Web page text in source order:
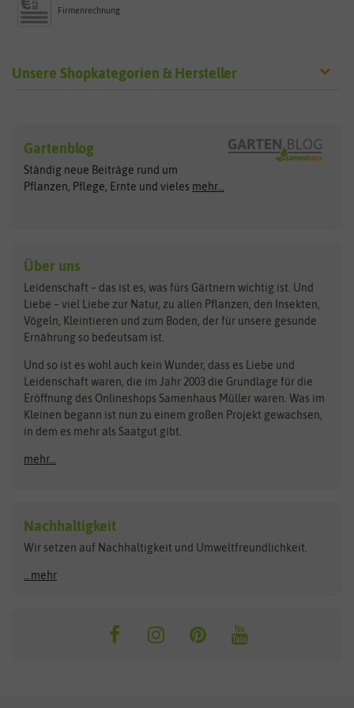
Firmenrechnung
Unsere Shopkategorien & Hersteller
Exotische Samen
Gemüsesamen
Gründünger
Kräutersamen
Obstsamen
Pilzbrut
Rasensamen
Steckzwiebeln
Zimmer & Kübelpflanzen
Kataloge
Schnäppchen
Anzucht & Gartenzubehör
Anzuchtschalen
Heizmatte & Heizkabel
Kokos-Quelltabletten
Zimmergewächshaus
Arche Noah
ASB Greenworld
Benary
Bingenheimer Saatgut
BioBalu
Bionana
BIOWOL
Blumicorn
Bûten Birds
Carl Pabst
Clever Pots
COMPO
Dürr-Samen
elho
Feldsaaten Freudenberger
Fertil
Flora Elite
Florissa
Flortis
Franchi Sementi
Hortitops
JUB Holland
Gartenblog
Ständig neue Beiträge rund um
Pflanzen, Pflege, Ernte und vieles mehr...
Über uns
Leidenschaft – das ist es, was fürs Gärtnern wichtig ist. Und
Liebe – viel Liebe zur Natur, zu allen Pflanzen, den Insekten,
Vögeln, Kleintieren und zum Boden, der für unsere gesunde
Ernährung so bedeutsam ist.
Und so ist es wohl auch kein Wunder, dass es Liebe und
Leidenschaft waren, die im Jahr 2003 die Grundlage für die
Eröffnung des Onlineshops Samenhaus Müller waren. Was im
Kleinen begann ist nun zu einem großen Projekt gewachsen,
in dem es mehr als Saatgut gibt.
mehr...
Nachhaltigkeit
Wir setzen auf Nachhaltigkeit und Umweltfreundlichkeit.
...mehr